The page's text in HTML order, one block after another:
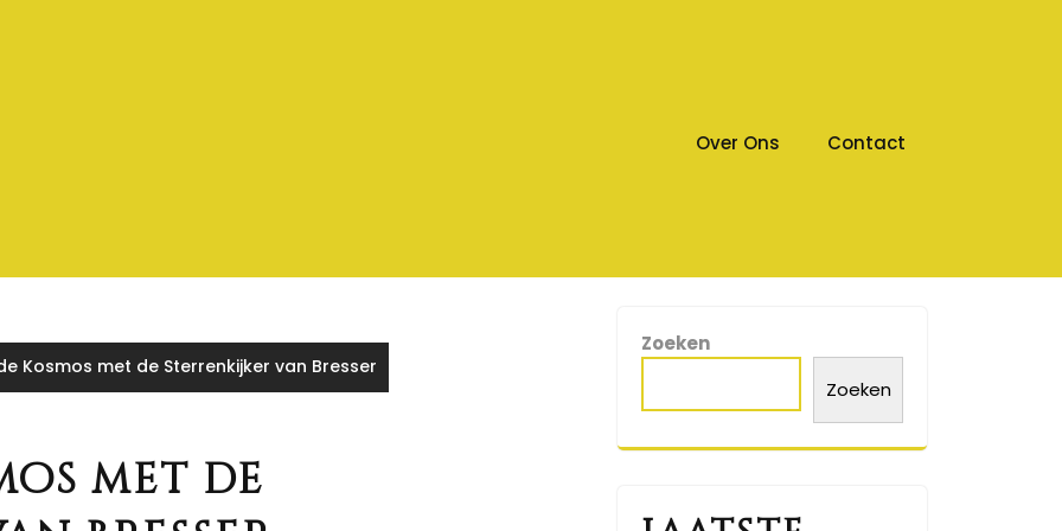
Over Ons Contact
Kosmos met de Sterrenkijker van Bresser
met de
Zoeken
Zoeken